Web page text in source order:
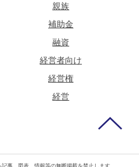
親族
補助金
融資
経営者向け
経営権
経営
事、図表、情報等の無断掲載を禁止します。